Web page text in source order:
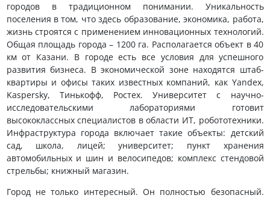
городов в традиционном понимании. Уникальность
поселения в том, что здесь образование, экономика, работа,
жизнь строятся с применением инновационных технологий.
Общая площадь города – 1200 га. Располагается объект в 40
км от Казани. В городе есть все условия для успешного
развития бизнеса. В экономической зоне находятся штаб-
квартиры и офисы таких известных компаний, как Yandex,
Kaspersky, Тинькофф, Ростех. Университет с научно-
исследовательскими лабораториями готовит
высококлассных специалистов в области ИТ, робототехники.
Инфраструктура города включает такие объекты: детский
сад, школа, лицей; университет; пункт хранения
автомобильных и шин и велосипедов; комплекс стендовой
стрельбы; книжный магазин.
Город не только интересный. Он полностью безопасный.